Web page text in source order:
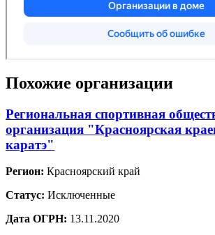
Похожие организации
Региональная спортивная
организация "Красноярская
каратэ"
Регион: Красноярский край
Статус: Исключенные
Дата ОГРН: 13.11.2020